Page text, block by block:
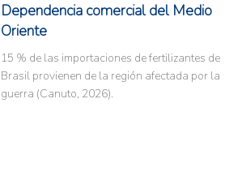
Dependencia comercial del Medio
Oriente
15 % de las importaciones de fertilizantes de
Brasil provienen de la región afectada por la
guerra (Canuto, 2026).